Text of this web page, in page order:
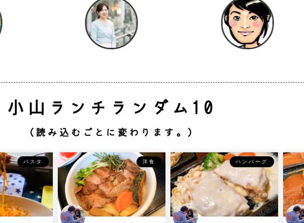
小山ランチランダム10
（読み込むごとに変わります。）
パスタ 洋食 ハンバーグ